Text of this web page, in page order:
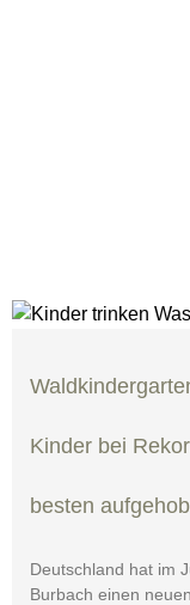
Kinder bei
besten
Deutschland hat im
Burbach einen neuen